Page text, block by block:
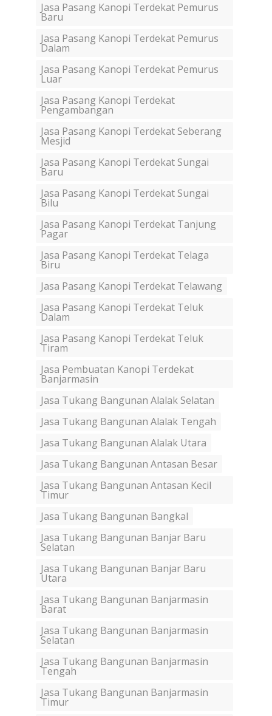
Jasa Pasang Kanopi Terdekat Pemurus
Baru
Jasa Pasang Kanopi Terdekat Pemurus
Dalam
Jasa Pasang Kanopi Terdekat Pemurus
Luar
Jasa Pasang Kanopi Terdekat
Pengambangan
Jasa Pasang Kanopi Terdekat Seberang
Mesjid
Jasa Pasang Kanopi Terdekat Sungai
Baru
Jasa Pasang Kanopi Terdekat Sungai
Bilu
Jasa Pasang Kanopi Terdekat Tanjung
Pagar
Jasa Pasang Kanopi Terdekat Telaga
Biru
Jasa Pasang Kanopi Terdekat Telawang
Jasa Pasang Kanopi Terdekat Teluk
Dalam
Jasa Pasang Kanopi Terdekat Teluk
Tiram
Jasa Pembuatan Kanopi Terdekat
Banjarmasin
Jasa Tukang Bangunan Alalak Selatan
Jasa Tukang Bangunan Alalak Tengah
Jasa Tukang Bangunan Alalak Utara
Jasa Tukang Bangunan Antasan Besar
Jasa Tukang Bangunan Antasan Kecil
Timur
Jasa Tukang Bangunan Bangkal
Jasa Tukang Bangunan Banjar Baru
Selatan
Jasa Tukang Bangunan Banjar Baru
Utara
Jasa Tukang Bangunan Banjarmasin
Barat
Jasa Tukang Bangunan Banjarmasin
Selatan
Jasa Tukang Bangunan Banjarmasin
Tengah
Jasa Tukang Bangunan Banjarmasin
Timur